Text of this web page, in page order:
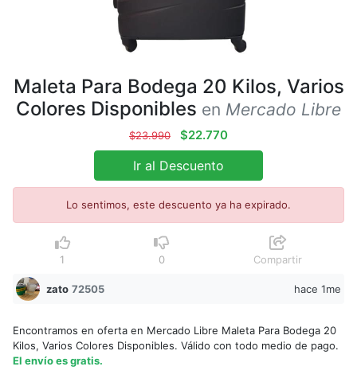
Maleta Para Bodega 20 Kilos, Varios
Colores Disponibles en Mercado Libre
$23.990 $22.770
Ir al Descuento
Lo sentimos, este descuento ya ha expirado.
1 0 Compartir
zato 72505 hace 1me
Encontramos en oferta en Mercado Libre Maleta Para Bodega 20
Kilos, Varios Colores Disponibles. Válido con todo medio de pago.
El envío es gratis.